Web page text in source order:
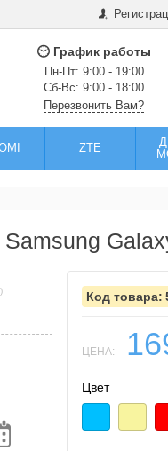
График работы
Пн-Пт: 9:00 - 19:00
Сб-Вс: 9:00 - 18:00
Перезвонить Вам?
ZTE
ЦЕНА:
Цвет